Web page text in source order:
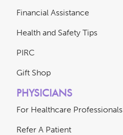
Financial Assistance
Health and Safety Tips
PIRC
Gift Shop
PHYSICIANS
For Healthcare Professionals
Refer A Patient